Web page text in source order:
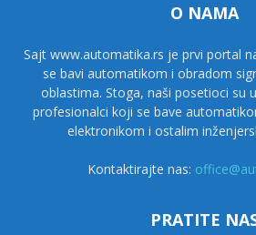
O NAMA
Sajt www.automatika.rs je prvi portal
se bavi automatikom i obradom
oblastima. Stoga, naši posetioci su
profesionalci koji se bave
elektronikom i ostalim
Kontaktirajte nas:
PRATITE